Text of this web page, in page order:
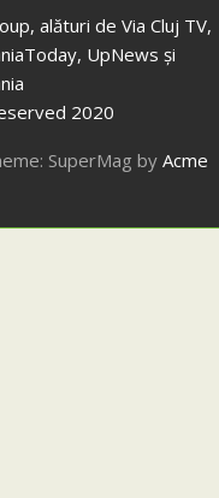
alături de Via Cluj TV,
UpNews și
2020
SuperMag byAcme